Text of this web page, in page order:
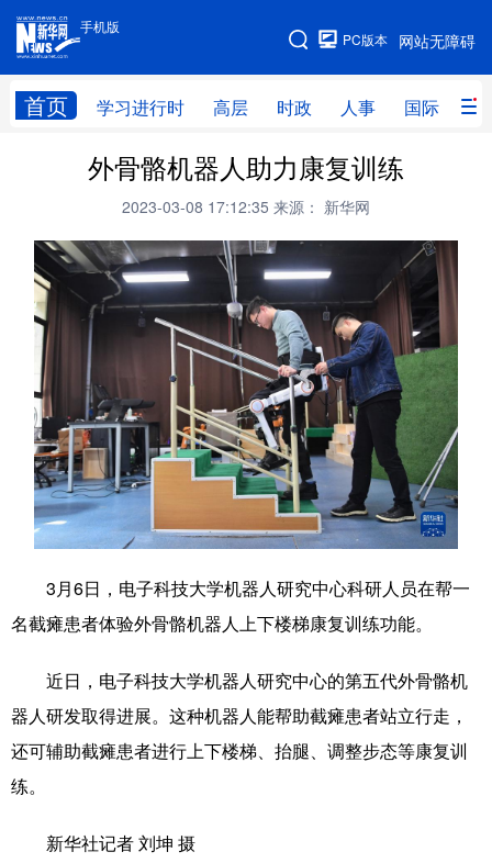
手机版
网站无障碍
PC版本
首页 学习进行时 高层 时政 人事 国际 财
手机版
网站地图
学习进行时 高层 时政
财经 网评
台湾 思客智库 全球连线 教育
科技 科创 量子 体育
文化 书画 健康 军事
访谈 图片 政务
法律 中央文件 金融 汽车
食品 人居 信息化 数字经济
乡村振兴 银龄 溯源中国
城市 旅游 能源 会展
彩票 娱乐 时尚 悦读
公益 一带一路 亚太网 上市公司
文化产业
地方频道
北京 天津
外骨骼机器人助力康复训练
2023-03-08 17:12:35 来源： 新华网
3月6日，电子科技大学机器人研究中心科研人员在帮一
名截瘫患者体验外骨骼机器人上下楼梯康复训练功能。
近日，电子科技大学机器人研究中心的第五代外骨骼机
器人研发取得进展。这种机器人能帮助截瘫患者站立行走，
还可辅助截瘫患者进行上下楼梯、抬腿、调整步态等康复训
练。
新华社记者 刘坤 摄